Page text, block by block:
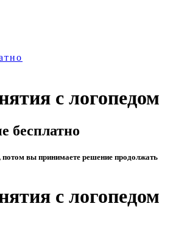
с логопедом
бесплатно
потом вы принимаете решение продолжать
с логопедом